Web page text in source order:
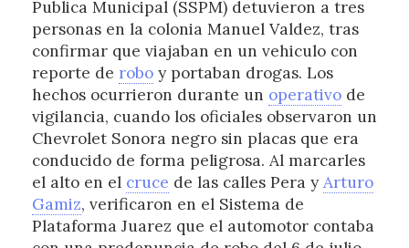
Publica Municipal (SSPM) detuvieron a tres
personas en la colonia Manuel Valdez, tras
confirmar que viajaban en un vehiculo con
reporte de roboy portaban drogas. Los
hechos ocurrieron durante un operativode
vigilancia, cuando los oficiales observaron un
Chevrolet Sonora negro sin placas que era
conducido de forma peligrosa. Al marcarles
el alto en el cruce de las calles Pera yArturo
Gamiz, verificaron en el Sistema de
Plataforma Juarez que el automotor contaba